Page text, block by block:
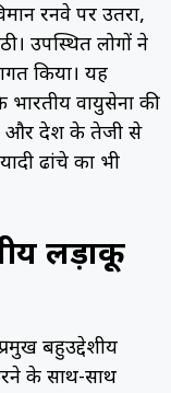
रनवे पर उतरा,
उपस्थित लोगों ने
किया। यह
वायुसेना की
और देश के तेजी से
ढांचे का भी
लड़ाकू
बहुउद्देशीय
के साथ-साथ